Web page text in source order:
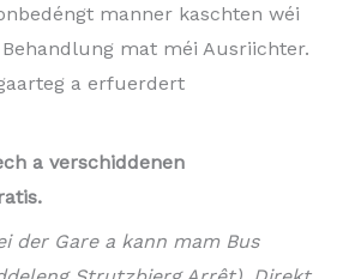
manner kaschten wéi
mat méi Ausriichter.
a erfuerdert
a verschiddenen
der Gare a kann mam Bus